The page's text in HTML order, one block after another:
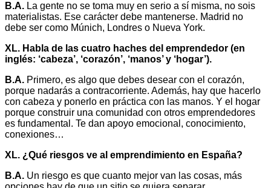
B.A. La gente no se toma muy en serio a sí misma, no sois
materialistas. Ese carácter debe mantenerse. Madrid no
debe ser como Múnich, Londres o Nueva York.
XL. Habla de las cuatro haches del emprendedor (en
inglés: ‘cabeza’, ‘corazón’, ‘manos’ y ‘hogar’).
B.A. Primero, es algo que debes desear con el corazón,
porque nadarás a contracorriente. Además, hay que hacerlo
con cabeza y ponerlo en práctica con las manos. Y el hogar
porque construir una comunidad con otros emprendedores
es fundamental. Te dan apoyo emocional, conocimiento,
conexiones…
XL. ¿Qué riesgos ve al emprendimiento en España?
B.A. Un riesgo es que cuanto mejor van las cosas, más